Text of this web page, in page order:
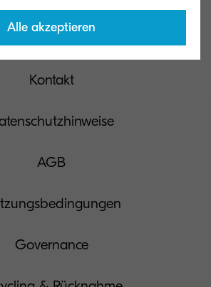
Kontakt
AGB
Governance
Alle akzeptieren